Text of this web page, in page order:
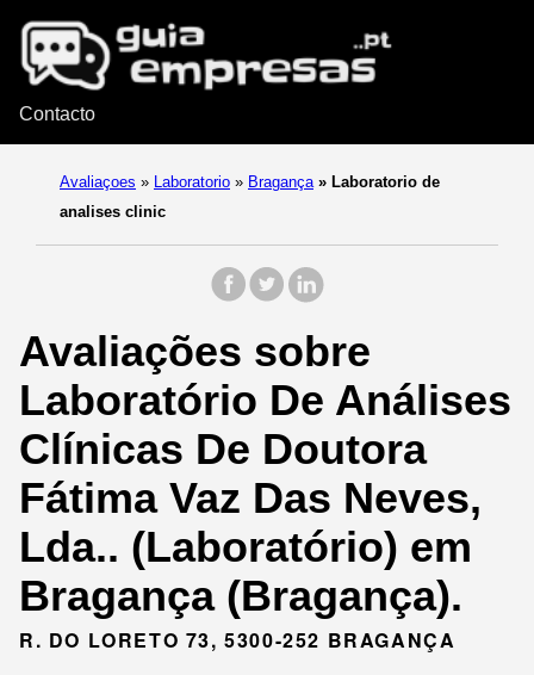
Contacto
Avaliaçoes » Laboratorio » Bragança » Laboratorio de
analises clinic
Avaliações sobre
Laboratório De Análises
Clínicas De Doutora
Fátima Vaz Das Neves,
Lda.. (Laboratório) em
Bragança (Bragança).
R. DO LORETO 73, 5300-252 BRAGANÇA